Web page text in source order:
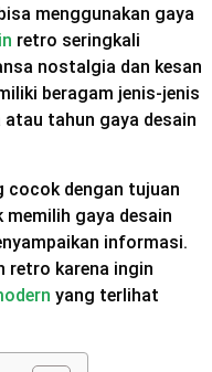
menggunakan gaya
retro seringkali
nostalgia dan kesan
beragam jenis-jenis
tahun gaya desain
cocok dengan tujuan
gaya desain
informasi.
retro karena ingin
yang terlihat